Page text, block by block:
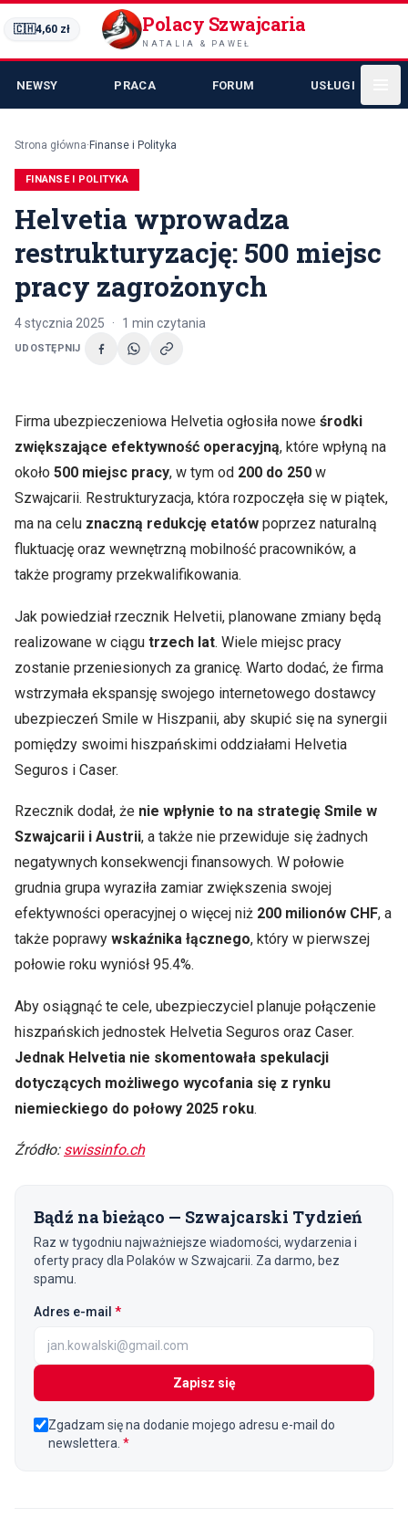
🇨🇭4,60 zł Polacy Szwajcaria
NATALIA & PAWEŁ
NEWSY PRACA FORUM USŁUGI
Strona główna· Finanse i Polityka
FINANSE I POLITYKA
Helvetia wprowadza
restrukturyzację: 500 miejsc
pracy zagrożonych
4 stycznia 2025 · 1 min czytania
UDOSTĘPNIJ
Firma ubezpieczeniowa Helvetia ogłosiła nowe środki
zwiększające efektywność operacyjną, które wpłyną na
około 500 miejsc pracy, w tym od 200 do 250 w
Szwajcarii. Restrukturyzacja, która rozpoczęła się w piątek,
ma na celu znaczną redukcję etatów poprzez naturalną
fluktuację oraz wewnętrzną mobilność pracowników, a
także programy przekwalifikowania.
Jak powiedział rzecznik Helvetii, planowane zmiany będą
realizowane w ciągu trzech lat. Wiele miejsc pracy
zostanie przeniesionych za granicę. Warto dodać, że firma
wstrzymała ekspansję swojego internetowego dostawcy
ubezpieczeń Smile w Hiszpanii, aby skupić się na synergii
pomiędzy swoimi hiszpańskimi oddziałami Helvetia
Seguros i Caser.
Rzecznik dodał, że nie wpłynie to na strategię Smile w
Szwajcarii i Austrii, a także nie przewiduje się żadnych
negatywnych konsekwencji finansowych. W połowie
grudnia grupa wyraziła zamiar zwiększenia swojej
efektywności operacyjnej o więcej niż 200 milionów CHF, a
także poprawy wskaźnika łącznego, który w pierwszej
połowie roku wyniósł 95.4%.
Aby osiągnąć te cele, ubezpieczyciel planuje połączenie
hiszpańskich jednostek Helvetia Seguros oraz Caser.
Jednak Helvetia nie skomentowała spekulacji
dotyczących możliwego wycofania się z rynku
niemieckiego do połowy 2025 roku.
Źródło: swissinfo.ch
Bądź na bieżąco — Szwajcarski Tydzień
Raz w tygodniu najważniejsze wiadomości, wydarzenia i
oferty pracy dla Polaków w Szwajcarii. Za darmo, bez
spamu.
Adres e-mail *(wymagane)
Zapisz się
Zgadzam się na dodanie mojego adresu e-mail do
newslettera. *